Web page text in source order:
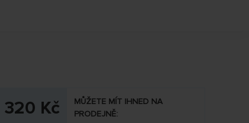
320 Kč
MŮŽETE MÍT IHNED NA
PRODEJNĚ: